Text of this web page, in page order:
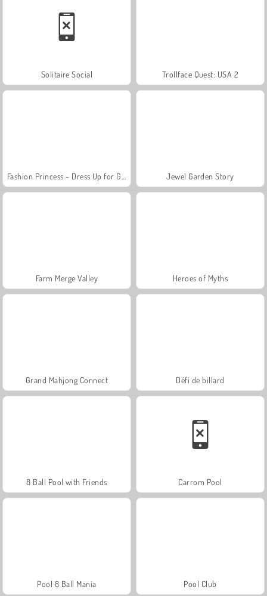
Solitaire Social Trollface Quest: USA 2
Jewel Garden Story
Farm Merge Valley Heroes of Myths
Grand Mahjong Connect Défi de billard
8 Ball Pool with Friends Carrom Pool
Pool 8 Ball Mania Pool Club